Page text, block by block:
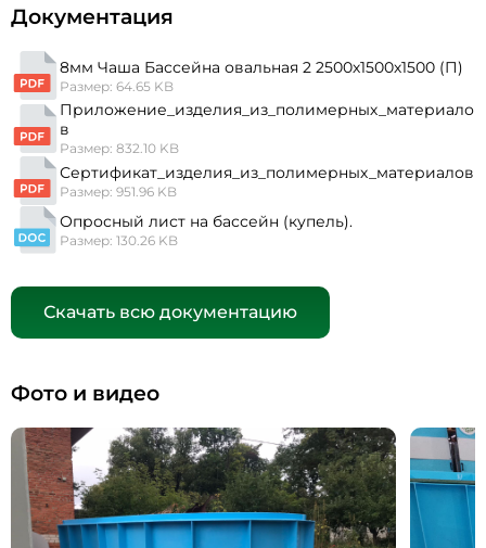
Документация
8мм Чаша Бассейна овальная 2 2500х1500х1500 (П)
Размер: 64.65 KB
Приложение_изделия_из_полимерных_материало
в
Размер: 832.10 KB
Сертификат_изделия_из_полимерных_материалов
Размер: 951.96 KB
Опросный лист на бассейн (купель).
Размер: 130.26 KB
Скачать всю документацию
Фото и видео